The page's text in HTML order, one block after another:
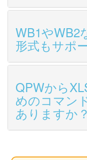
WB1やWB2
形式もサポ
QPWから
めのコマン
ありますか？